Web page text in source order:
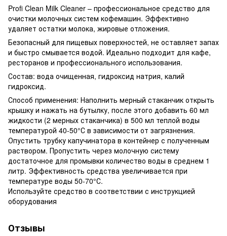
Profi Clean Milk Cleaner – профессиональное средство для
очистки молочных систем кофемашин. Эффективно
удаляет остатки молока, жировые отложения.
Безопасный для пищевых поверхностей, не оставляет запах
и быстро смывается водой. Идеально подходит для кафе,
ресторанов и профессионального использования.
Состав: вода очищенная, гидроксид натрия, калий
гидроксид.
Способ применения: Наполнить мерный стаканчик открыть
крышку и нажать на бутылку, после этого добавить 60 мл
жидкости (2 мерных стаканчика) в 500 мл теплой воды
температурой 40-50°С в зависимости от загрязнения.
Опустить трубку капучинатора в контейнер с полученным
раствором. Пропустить через молочную систему
достаточное для промывки количество воды в среднем 1
литр. Эффективность средства увеличивается при
температуре воды 50-70°С.
Используйте средство в соответствии с инструкцией
оборудования
Отзывы